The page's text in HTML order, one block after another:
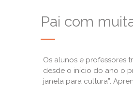
Pai com
Os alunos e professores
desde o início do ano o
janela para cultura”.